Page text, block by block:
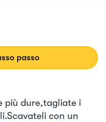
passo
più dure,tagliate i
con un